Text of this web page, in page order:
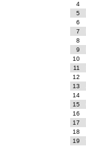
4
5
6
7
8
9
10
11
12
13
14
15
16
17
18
19